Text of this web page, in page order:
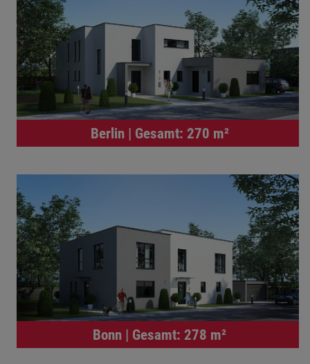
Berlin | Gesamt: 270 m²
Bonn | Gesamt: 278 m²